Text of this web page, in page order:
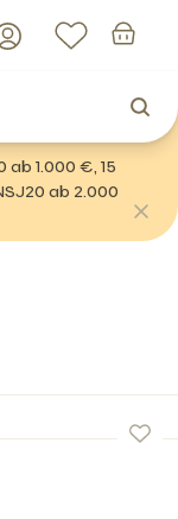
ab 1.000 €, 15
ab 2.000